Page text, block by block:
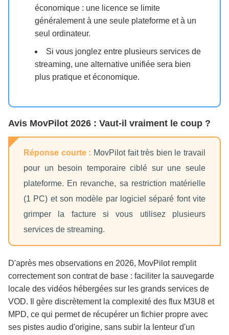
économique : une licence se limite
généralement à une seule plateforme et à un
seul ordinateur.
Si vous jonglez entre plusieurs services de
streaming, une alternative unifiée sera bien
plus pratique et économique.
Avis MovPilot 2026 : Vaut-il vraiment le coup ?
Réponse courte : MovPilot fait très bien le travail
pour un besoin temporaire ciblé sur une seule
plateforme. En revanche, sa restriction matérielle
(1 PC) et son modèle par logiciel séparé font vite
grimper la facture si vous utilisez plusieurs
services de streaming.
D'après mes observations en 2026, MovPilot remplit
correctement son contrat de base : faciliter la sauvegarde
locale des vidéos hébergées sur les grands services de
VOD. Il gère discrètement la complexité des flux M3U8 et
MPD, ce qui permet de récupérer un fichier propre avec
ses pistes audio d'origine, sans subir la lenteur d'un